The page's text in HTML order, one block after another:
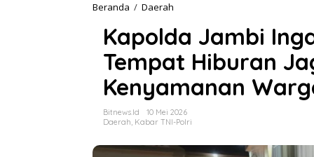
Beranda / Daerah
p
o
l
d
a
a
m
i
Kapolda Jambi
Tempat Hiburan
Kenyamanan
Bitnews.id
10 Mei 2026
Daerah, Kabar TNI-Polri